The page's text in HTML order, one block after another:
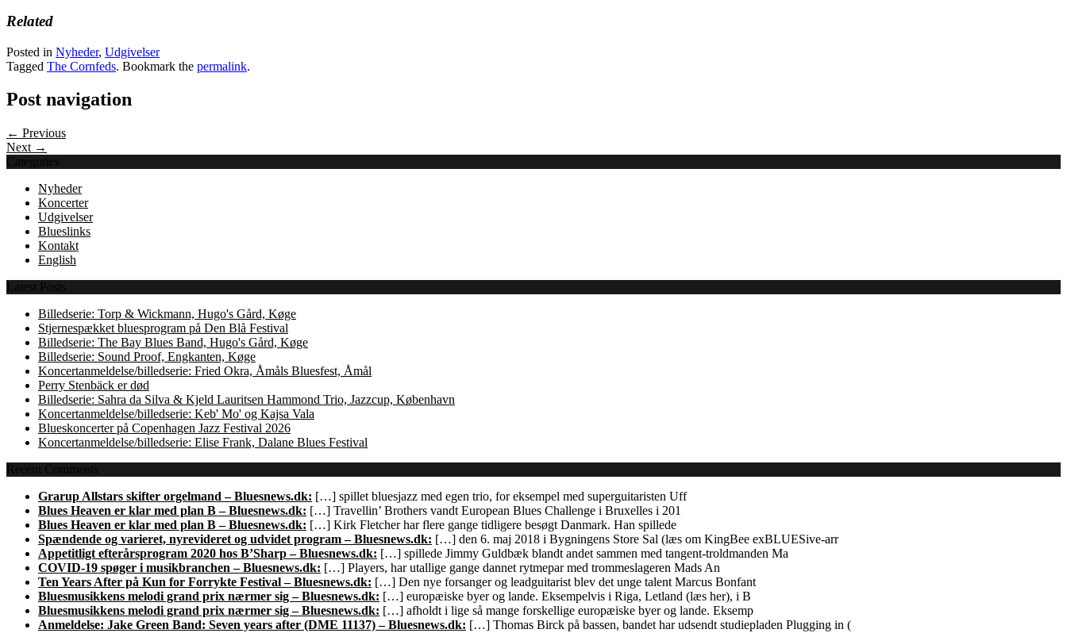
Related
Posted in Nyheder, Udgivelser
Tagged The Cornfeds. Bookmark the permalink.
Post navigation
← Previous
Next →
Categories
Nyheder
Koncerter
Udgivelser
Blueslinks
Kontakt
English
Latest Posts
Billedserie: Torp & Wickmann, Hugo's Gård, Køge
Stjernespækket bluesprogram på Den Blå Festival
Billedserie: The Bay Blues Band, Hugo's Gård, Køge
Billedserie: Sound Proof, Engkanten, Køge
Koncertanmeldelse/billedserie: Fried Okra, Åmåls Bluesfest, Åmål
Perry Stenbäck er død
Billedserie: Sahra da Silva & Kjeld Lauritsen Hammond Trio, Jazzcup, København
Koncertanmeldelse/billedserie: Keb' Mo' og Kajsa Vala
Blueskoncerter på Copenhagen Jazz Festival 2026
Koncertanmeldelse/billedserie: Elise Frank, Dalane Blues Festival
Recent Comments
Grarup Allstars skifter orgelmand – Bluesnews.dk: […] spillet bluesjazz med egen trio, for eksempel med superguitaristen Uff
Blues Heaven er klar med plan B – Bluesnews.dk: […] Travellin’ Brothers vandt European Blues Challenge i Bruxelles i 201
Blues Heaven er klar med plan B – Bluesnews.dk: […] Kirk Fletcher har flere gange tidligere besøgt Danmark. Han spillede
Spændende og varieret, nyrevideret og udvidet program – Bluesnews.dk: […] den 6. maj 2018 i Bygningens Store Sal (læs om KingBee exBLUESive-arr
Appetitligt efterårsprogram 2020 hos B’Sharp – Bluesnews.dk: […] spillede Jimmy Guldbæk blandt andet sammen med tangent-troldmanden Ma
COVID-19 spøger i musikbranchen – Bluesnews.dk: […] Players, har utallige gange dannet rytmepar med trommeslageren Mads An
Ten Years After på Kun for Forrykte Festival – Bluesnews.dk: […] Den nye forsanger og leadguitarist blev det unge talent Marcus Bonfant
Bluesmusikkens melodi grand prix nærmer sig – Bluesnews.dk: […] europæiske byer og lande. Eksempelvis i Riga, Letland (læs her), i B
Bluesmusikkens melodi grand prix nærmer sig – Bluesnews.dk: […] afholdt i lige så mange forskellige europæiske byer og lande. Eksemp
Anmeldelse: Jake Green Band: Seven years after (DME 11137) – Bluesnews.dk: […] Thomas Birck på bassen, bandet har udsendt studiepladen Plugging in (